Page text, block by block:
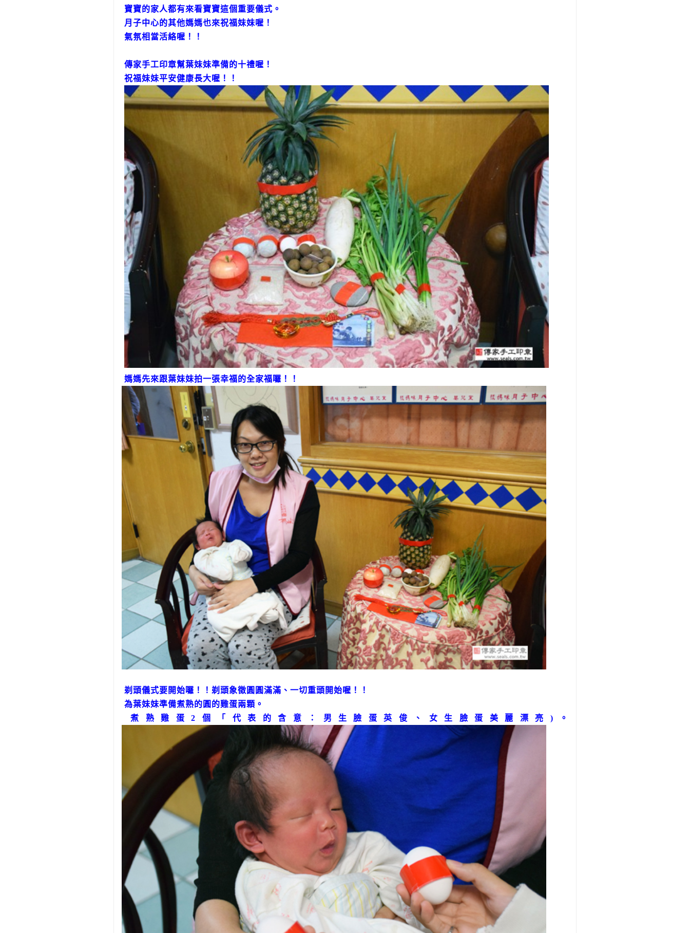
寶寶的家人都有來看寶寶這個重要儀式。
月子中心的其他媽媽也來祝福妹妹喔！
氣氛相當活絡喔！！
傳家手工印章幫葉妹妹準備的十禮喔！
祝福妹妹平安健康長大喔！！
媽媽先來跟葉妹妹拍一張幸福的全家福囉！！
剃頭儀式要開始囉！！剃頭象徵圓圓滿滿、一切重頭開始喔！！
為葉妹妹準備煮熟的圓的雞蛋兩顆。
煮熟雞蛋2個「代表的含意：男生臉蛋英俊、女生臉蛋美麗漂亮)。